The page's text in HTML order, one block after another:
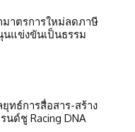
กมาตรการใหม่ลดภาษี
แข่งขันเป็นธรรม
ทธ์การสื่อสาร-สร้าง
นด์ชู Racing DNA